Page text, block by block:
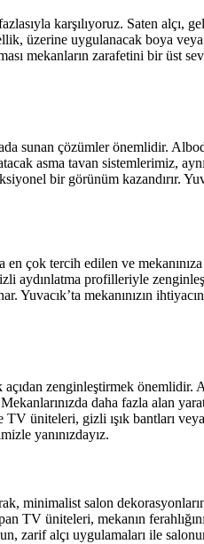
karşılıyoruz. Saten alçı,
üzerine uygulanacak boya veya
mekanların zarafetini bir üst
sunan çözümler önemlidir.
asma tavan sistemlerimiz,
bir görünüm kazandırır.
çok tercih edilen ve
aydınlatma profilleriyle
mekanınızın
zenginleştirmek önemlidir.
daha fazla alan
TV üniteleri, gizli ışık bantları
yanınızdayız.
minimalist salon
TV üniteleri, mekanın ferahlığını
zarif alçı uygulamaları ile